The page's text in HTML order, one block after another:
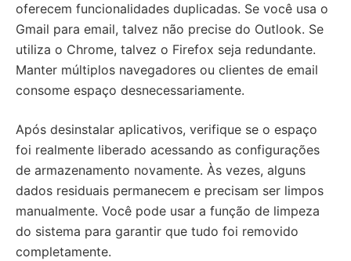
oferecem funcionalidades duplicadas. Se você usa o
Gmail para email, talvez não precise do Outlook. Se
utiliza o Chrome, talvez o Firefox seja redundante.
Manter múltiplos navegadores ou clientes de email
consome espaço desnecessariamente.
Após desinstalar aplicativos, verifique se o espaço
foi realmente liberado acessando as configurações
de armazenamento novamente. Às vezes, alguns
dados residuais permanecem e precisam ser limpos
manualmente. Você pode usar a função de limpeza
do sistema para garantir que tudo foi removido
completamente.